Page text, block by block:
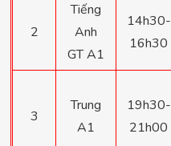
2
Tiếng
Anh
GT A1
14h30-
16h30
3
Trung
A1
19h30-
21h00